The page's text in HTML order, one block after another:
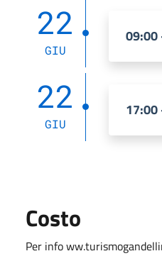
22
GIU
09:00
22
GIU
17:00
Costo
Per info